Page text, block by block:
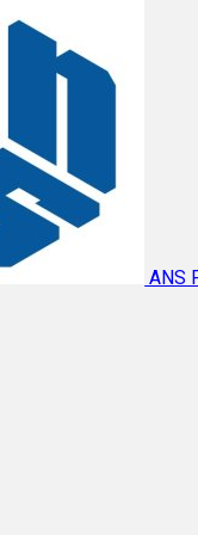
ANS